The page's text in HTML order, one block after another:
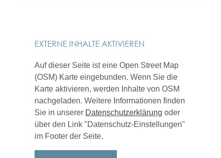
EXTERNE INHALTE AKTIVIEREN
Auf dieser Seite ist eine Open Street Map
(OSM) Karte eingebunden. Wenn Sie die
Karte aktivieren, werden Inhalte von OSM
nachgeladen. Weitere Informationen finden
Sie in unserer Datenschutzerklärung oder
über den Link "Datenschutz-Einstellungen"
im Footer der Seite.